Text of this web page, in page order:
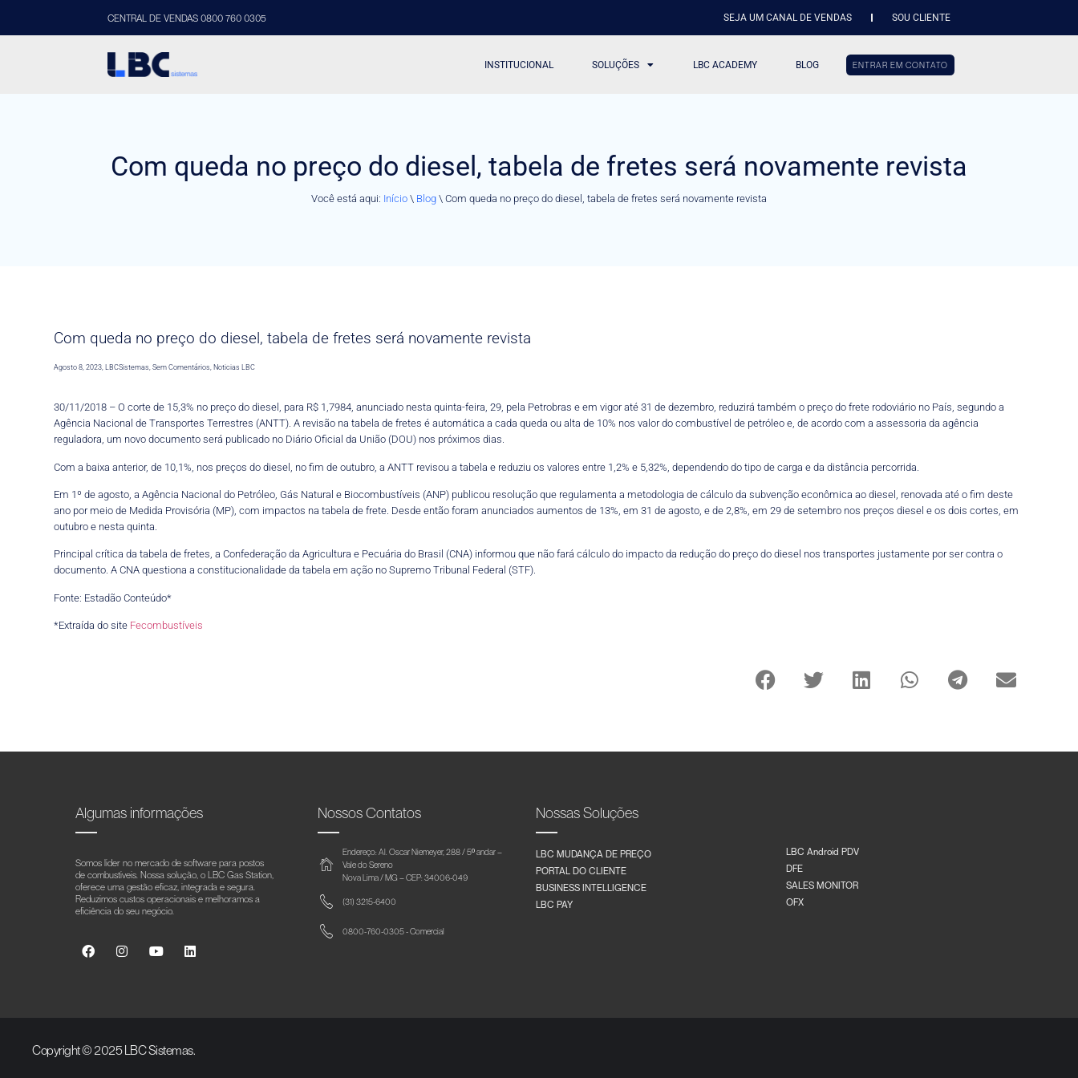
CENTRAL DE VENDAS 0800 760 0305 SEJA UM CANAL DE VENDAS SOU CLIENTE
INSTITUCIONAL SOLUÇÕES LBC ACADEMY BLOG ENTRAR EM CONTATO
Com queda no preço do diesel, tabela de fretes será novamente revista
Você está aqui: Início \ Blog \ Com queda no preço do diesel, tabela de fretes será novamente revista
Com queda no preço do diesel, tabela de fretes será novamente revista
Agosto 8, 2023 ,LBCSistemas Sem Comentários Noticias LBC
30/11/2018 – O corte de 15,3% no preço do diesel, para R$ 1,7984, anunciado nesta quinta-feira, 29, pela Petrobras e em vigor até 31 de dezembro, reduzirá também o preço do frete rodoviário no País, segundo a
Agência Nacional de Transportes Terrestres (ANTT). A revisão na tabela de fretes é automática a cada queda ou alta de 10% nos valor do combustível de petróleo e, de acordo com a assessoria da agência
reguladora, um novo documento será publicado no Diário Oficial da União (DOU) nos próximos dias.
Com a baixa anterior, de 10,1%, nos preços do diesel, no fim de outubro, a ANTT revisou a tabela e reduziu os valores entre 1,2% e 5,32%, dependendo do tipo de carga e da distância percorrida.
Em 1º de agosto, a Agência Nacional do Petróleo, Gás Natural e Biocombustíveis (ANP) publicou resolução que regulamenta a metodologia de cálculo da subvenção econômica ao diesel, renovada até o fim deste
ano por meio de Medida Provisória (MP), com impactos na tabela de frete. Desde então foram anunciados aumentos de 13%, em 31 de agosto, e de 2,8%, em 29 de setembro nos preços diesel e os dois cortes, em
outubro e nesta quinta.
Principal crítica da tabela de fretes, a Confederação da Agricultura e Pecuária do Brasil (CNA) informou que não fará cálculo do impacto da redução do preço do diesel nos transportes justamente por ser contra o
documento. A CNA questiona a constitucionalidade da tabela em ação no Supremo Tribunal Federal (STF).
Fonte: Estadão Conteúdo*
*Extraída do site Fecombustíveis
Algumas informações
Somos líder no mercado de software para postos
de combustíveis. Nossa solução, o LBC Gas Station,
oferece uma gestão eficaz, integrada e segura.
Reduzimos custos operacionais e melhoramos a
eficiência do seu negócio.
Nossos Contatos
Endereço: Al. Oscar Niemeyer, 288 / 5º andar –
Vale do Sereno
Nova Lima / MG – CEP: 34006-049
(31) 3215-6400
0800-760-0305 - Comercial
Nossas Soluções
LBC MUDANÇA DE PREÇO
PORTAL DO CLIENTE
BUSINESS INTELLIGENCE
LBC PAY
LBC Android PDV
DFE
SALES MONITOR
OFX
Copyright © 2025 LBC Sistemas.